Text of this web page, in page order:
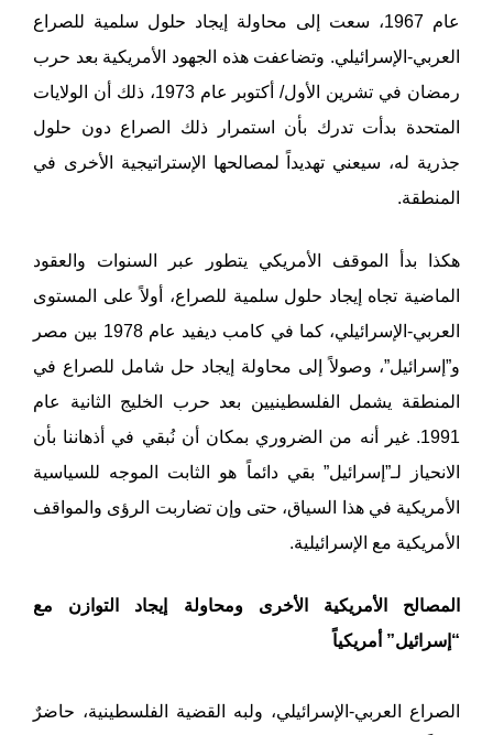
عام 1967، سعت إلى محاولة إيجاد حلول سلمية للصراع
العربي-الإسرائيلي. وتضاعفت هذه الجهود الأمريكية بعد حرب
رمضان في تشرين الأول/ أكتوبر عام 1973، ذلك أن الولايات
المتحدة بدأت تدرك بأن استمرار ذلك الصراع دون حلول
جذرية له، سيعني تهديداً لمصالحها الإستراتيجية الأخرى في
المنطقة.
هكذا بدأ الموقف الأمريكي يتطور عبر السنوات والعقود
الماضية تجاه إيجاد حلول سلمية للصراع، أولاً على المستوى
العربي-الإسرائيلي، كما في كامب ديفيد عام 1978 بين مصر
و”إسرائيل”، وصولاً إلى محاولة إيجاد حل شامل للصراع في
المنطقة يشمل الفلسطينيين بعد حرب الخليج الثانية عام
1991. غير أنه من الضروري بمكان أن نُبقي في أذهاننا بأن
الانحياز لـ”إسرائيل” بقي دائماً هو الثابت الموجه للسياسية
الأمريكية في هذا السياق، حتى وإن تضاربت الرؤى والمواقف
الأمريكية مع الإسرائيلية.
المصالح الأمريكية الأخرى ومحاولة إيجاد التوازن مع
“إسرائيل” أمريكياً
الصراع العربي-الإسرائيلي، ولبه القضية الفلسطينية، حاضرٌ